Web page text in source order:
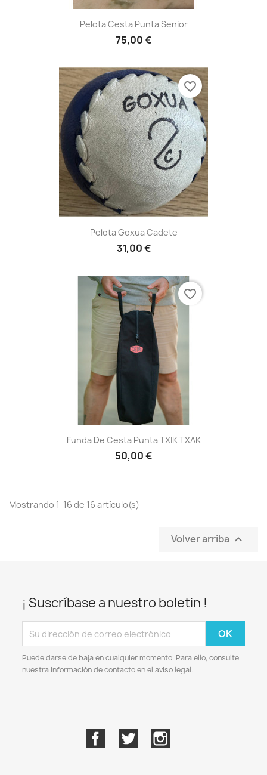
Pelota Cesta Punta Senior
75,00 €
Pelota Goxua Cadete
31,00 €
favorite_border
Funda De Cesta Punta TXIK TXAK
50,00 €
favorite_border
Mostrando 1-16 de 16 artículo(s)
Volver arriba 
¡ Suscríbase a nuestro boletin !
Puede darse de baja en cualquier momento. Para ello, consulte
nuestra información de contacto en el aviso legal.
FacebookTwitter